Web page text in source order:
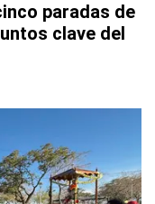
paradas de
clave del